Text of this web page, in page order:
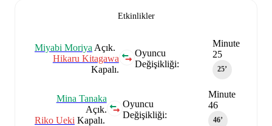
Etkinlikler
Minute
25
25‎’‎
Oyuncu
Değişikliği:
Miyabi Moriya Açık.
Hikaru Kitagawa
Kapalı.
Minute
46
46‎’‎
Oyuncu
Değişikliği:
Mina Tanaka
Açık.
Riko Ueki Kapalı.